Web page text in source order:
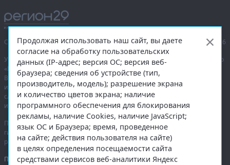
Сетевое издание «Информационное агентство Регион 29»,
© 2016–2026
Учредитель — общество с ограниченной ответственностью «Агентство
«Правда Севера».
Выписка из реестра зарегистрированных средств массовой
информации:ЭЛ № ФС 77-74226от 09.11.2018 выдано Федеральной
службой по надзору в сфере связи, информационных технологий
и массовых коммуникаций (Роскомнадзор).
При полном или частичном использовании любых материалов
гиперссылка на region29.ruобязательна. Копирование материалов без
разрешения администрации сайта запрещено.
Правовая информация.
Продолжая использовать наш сайт, вы даете
согласие на обработку пользовательских
данных (IP-адрес; версия ОС; версия веб-
браузера; сведения об устройстве (тип,
производитель, модель); разрешение экрана
и количество цветов экрана; наличие
программного обеспечения для блокирования
рекламы, наличие Cookies, наличие JavaScript;
язык ОС и Браузера; время, проведенное
на сайте; действия пользователя на сайте)
в целях определения посещаемости сайта
средствами сервисов веб-аналитики Яндекс